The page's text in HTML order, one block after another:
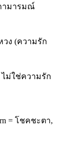
ามารมณ์
ง (ความรัก
ไม่ใช่ความรัก
= โชคชะตา,